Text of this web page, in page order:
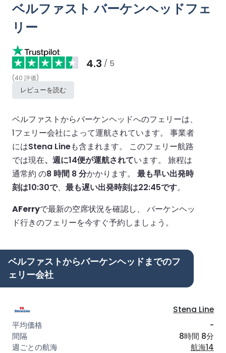
ベルファスト バーケンヘッドフェ
リー
4.3 / 5
(40 評価)
レビューを読む
ベルファストからバーケンヘッドへのフェリーは、
1フェリー会社によって運航されています。 事業者
にはStena Lineも含まれます。 このフェリー航路
では現在、週に14便が運航されています。 旅程は
通常約 の8 時間 8 分かかります。 最も早い出発時
刻は10:30で、 最も遅い出発時刻は22:45です。
AFerryで最新の空席状況を確認し、 バーケンヘッ
ド行きのフェリーを今すぐ予約しましょう。
ベルファストからバーケンヘッドまでのフ
ェリー会社
Stena Line
-
8時間 8分
航海14